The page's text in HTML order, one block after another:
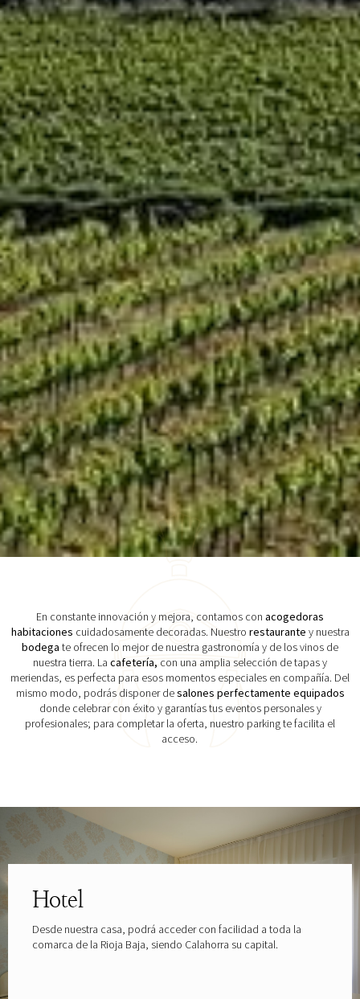
En constante innovación y mejora, contamos con acogedoras
habitaciones cuidadosamente decoradas. Nuestro restaurante y nuestra
bodega te ofrecen lo mejor de nuestra gastronomía y de los vinos de
nuestra tierra. La cafetería, con una amplia selección de tapas y
meriendas, es perfecta para esos momentos especiales en compañía. Del
mismo modo, podrás disponer desalones perfectamente equipados
donde celebrar con éxito y garantías tus eventos personales y
profesionales; para completar la oferta, nuestro parking te facilita el
acceso.
Hotel
Desde nuestra casa, podrá acceder con facilidad a toda la
comarca de la Rioja Baja, siendo Calahorra su capital.